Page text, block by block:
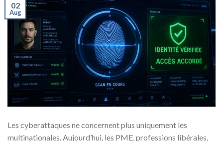
02
Aug
Les cyberattaques ne concernent plus uniquement les
multinationales. Aujourd’hui, les PME, professions libérales,